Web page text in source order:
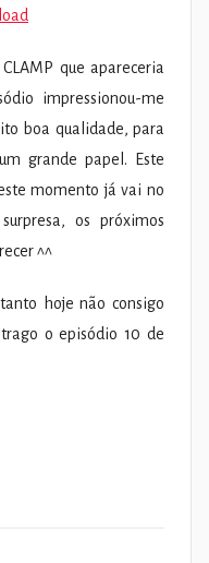
que apareceria
impressionou-me
boa qualidade, para
grande papel. Este
momento já vai no
os próximos
^^
hoje não consigo
o episódio 10 de